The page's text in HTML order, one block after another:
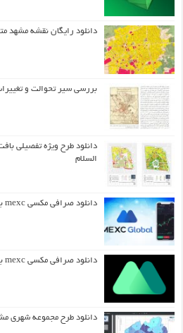
دانلود رایگان نقشه مشهد
بررسی سیر تحوالت و
دانلود طرح ويژه تفصيلي
السلام
دانلود صرافی مکسی mexc برای اندروید
دانلود صرافی مکسی mexc برای آیفون و ios
دانلود طرح مجموعه شهری